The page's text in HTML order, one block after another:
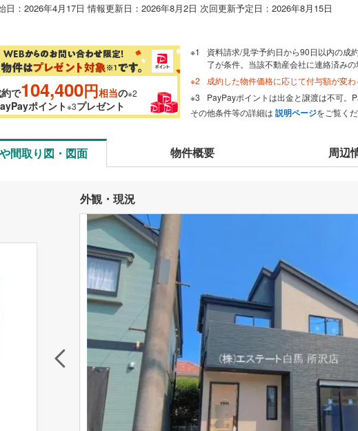
日：2026年4月17日 情報更新日：2026年8月2日 次回更新予定日：2026年8月15日
で104,400円相当の※2
ポイント※3プレゼント
資料請求/見学予約日から90日以内の成
了が条件。当該不動産会社に連絡済みの
成約した物件価格に応じて付与額が変
PayPayポイントは出金と譲渡は不可。
その他条件等の詳細は 説明ページをご覧くだ
間取り図・図面 物件概要 周辺
外観・現況